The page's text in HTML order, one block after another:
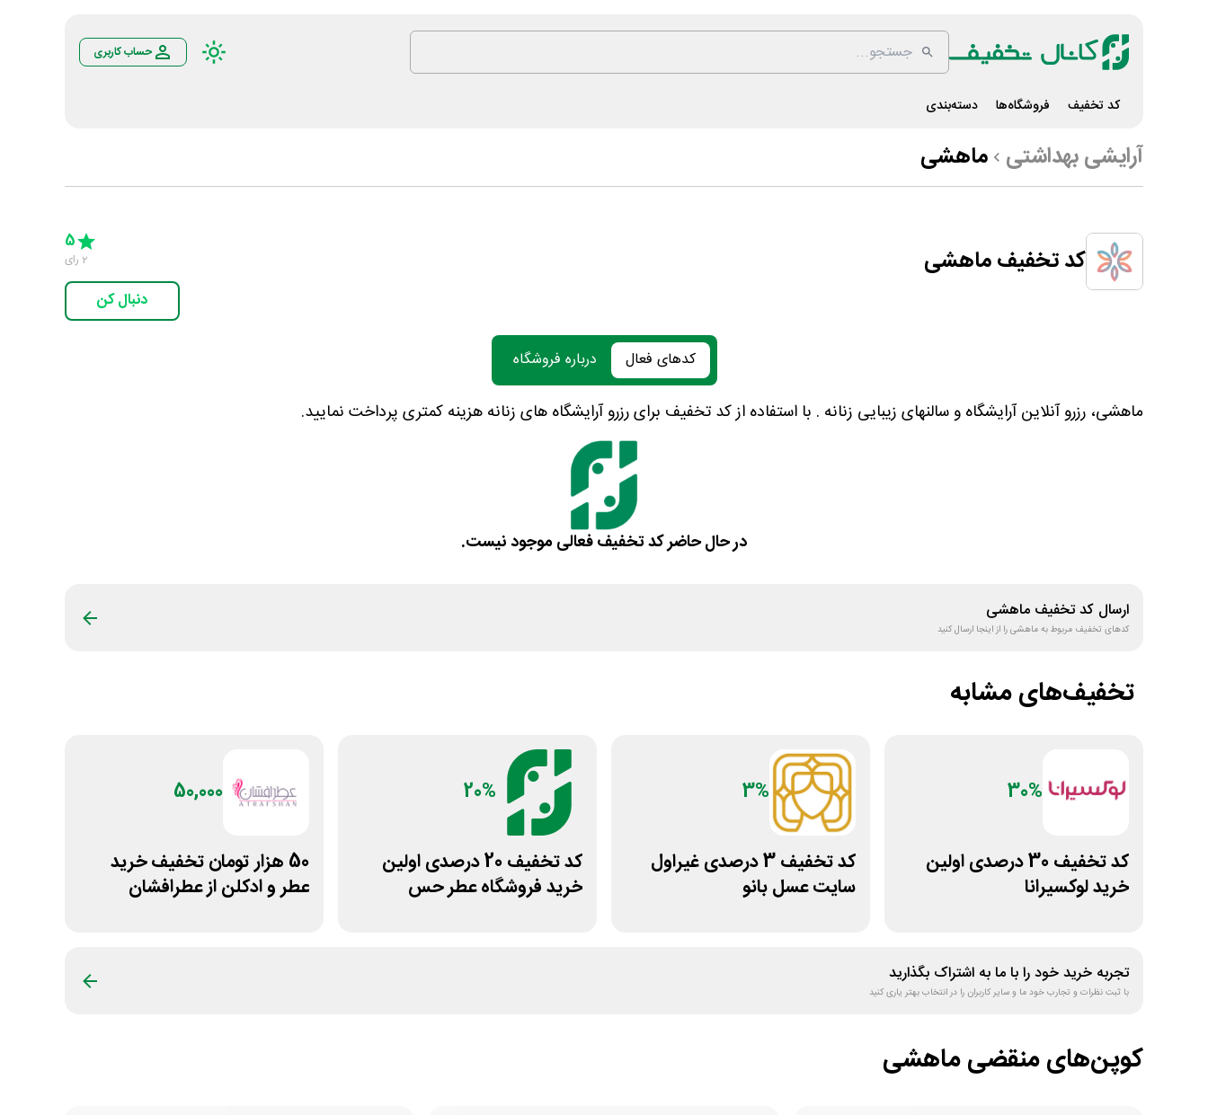
حساب کاربری
کد تخفیف فروشگاه‌ها دسته‌بندی
آرایشی بهداشتی ماهشی
کد تخفیف ماهشی
5 Stars
5
2 رای
دنبال کن
کدهای فعال درباره فروشگاه
ماهشی، رزرو آنلاین آرایشگاه و سالنهای زیبایی زنانه . با استفاده از کد تخفیف برای رزرو آرایشگاه های زنانه هزینه کمتری پرداخت نمایید.
در حال حاضر کد تخفیف فعالی موجود نیست.
ارسال کد تخفیف ماهشی
کدهای تخفیف مربوط بهماهشیرا از اینجا ارسال کنید
تخفیف‌های مشابه
30%
کد تخفیف 30 درصدی اولین
خرید لوکسیرانا
3%
کد تخفیف 3 درصدی غیراول
سایت عسل بانو
20%
کد تخفیف 20 درصدی اولین
خرید فروشگاه عطر حس
50,000
50 هزار تومان تخفیف خرید
عطر و ادکلن از عطرافشان
تجربه خرید خود را با ما به اشتراک بگذارید
با ثبت نظرات و تجارب خود ما و سایر کاربران را در انتخاب بهتر یاری کنید
کوپن‌های منقضیماهشی